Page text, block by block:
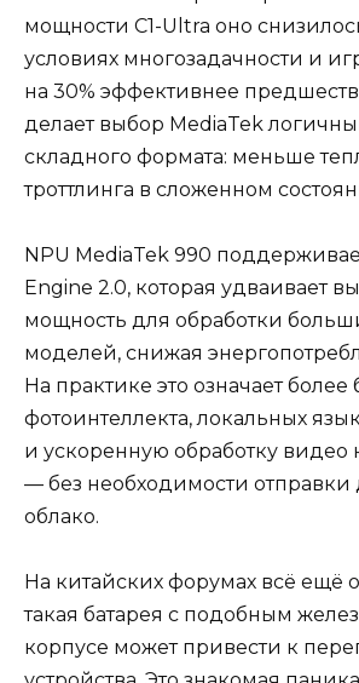
мощности C1-Ultra оно
условиях многозадачности и
на 30% эффективнее
делает выбор MediaTek
складного формата: меньше
троттлинга в сложенном
NPU MediaTek 990
Engine 2.0, которая удваивает
мощность для обработки
моделей, снижая
На практике это означает более
фотоинтеллекта, локальных
и ускоренную обработку видео
— без необходимости отправки
облако.
На китайских форумах всё ещё
такая батарея с подобным
корпусе может привести к